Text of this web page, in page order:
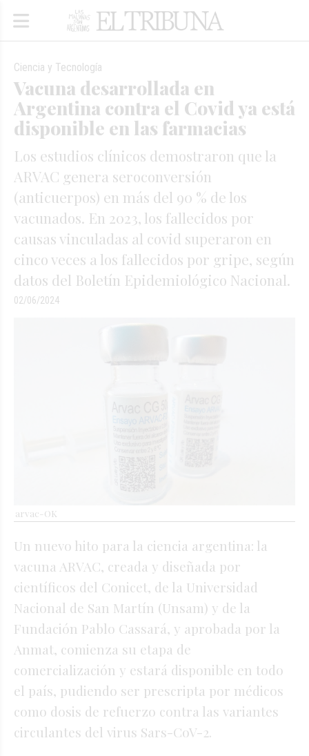
Vacuna desarrollada en
Argentina contra el Covid ya está
disponible en las farmacias
Los estudios clínicos demostraron que la
ARVAC genera seroconversión
(anticuerpos) en más del 90 % de los
vacunados. En 2023, los fallecidos por
causas vinculadas al covid superaron en
cinco veces a los fallecidos por gripe, según
datos del Boletín Epidemiológico Nacional.
Ciencia y Tecnología
02/06/2024
arvac-OK
Un nuevo hito para la ciencia argentina: la
vacuna ARVAC, creada y diseñada por
científicos del Conicet, de la Universidad
Nacional de San Martín (Unsam) y de la
Fundación Pablo Cassará, y aprobada por la
Anmat, comienza su etapa de
comercialización y estará disponible en todo
el país, pudiendo ser prescripta por médicos
como dosis de refuerzo contra las variantes
circulantes del virus Sars-CoV-2.